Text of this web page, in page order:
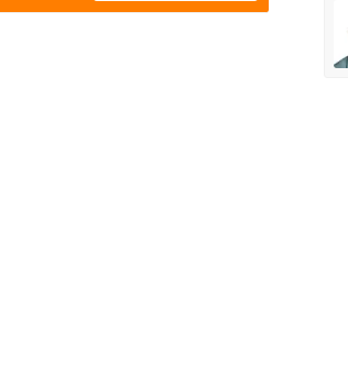
Özay Şendir